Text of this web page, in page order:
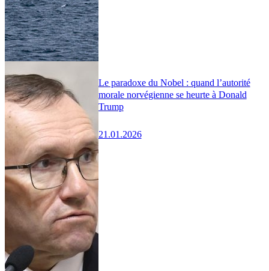
Le paradoxe du Nobel : quand l’autorité
morale norvégienne se heurte à Donald
Trump
21.01.2026